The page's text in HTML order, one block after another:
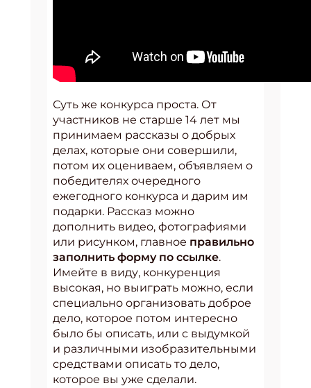
Суть же конкурса проста. От
участников не старше 14 лет мы
принимаем рассказы о добрых
делах, которые они совершили,
потом их оцениваем, объявляем о
победителях очередного
ежегодного конкурса и дарим им
подарки. Рассказ можно
дополнить видео, фотографиями
или рисунком, главное правильно
заполнить форму по ссылке.
Имейте в виду, конкуренция
высокая, но выиграть можно, если
специально организовать доброе
дело, которое потом интересно
было бы описать, или с выдумкой
и различными изобразительными
средствами описать то дело,
которое вы уже сделали.